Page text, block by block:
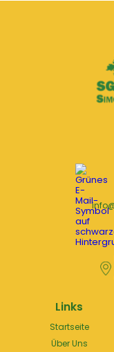
Links
Startseite
Über Uns